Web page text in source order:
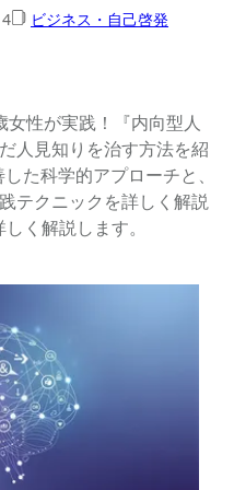
ビジネス・自己啓発
性が実践！『内向型人
人見知りを治す方法を紹
た科学的アプローチと、
テクニックを詳しく解説
く解説します。